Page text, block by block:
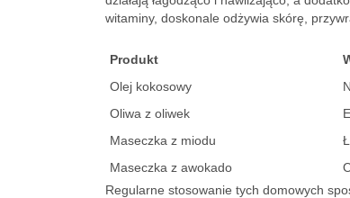
witaminy, doskonale odżywia skórę,
Produkt
Olej kokosowy
Oliwa z oliwek
Maseczka z miodu
Maseczka z awokado
Regularne stosowanie tych domowych